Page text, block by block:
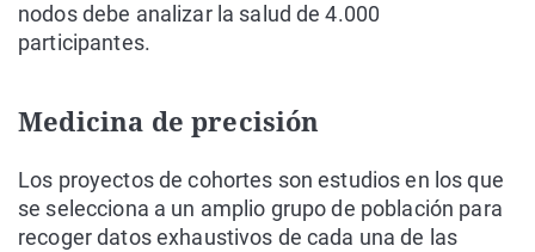
nodos debe analizar la salud de 4.000
participantes.
Medicina de precisión
Los proyectos de cohortes son estudios en los que
se selecciona a un amplio grupo de población para
recoger datos exhaustivos de cada una de las